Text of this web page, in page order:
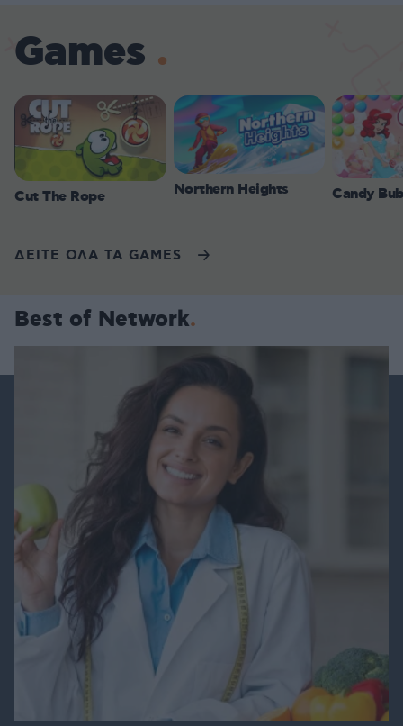
Games
Cut The Rope Northern Heights Candy
ΔΕΙΤΕ ΟΛΑ ΤΑ GAMES
Best of Network